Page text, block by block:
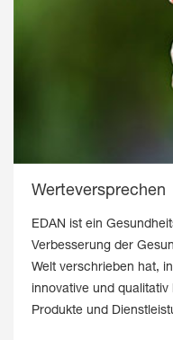
Werteversprechen
EDAN ist ein
Verbesserung der
Welt verschrieben hat,
innovative und
Produkte und